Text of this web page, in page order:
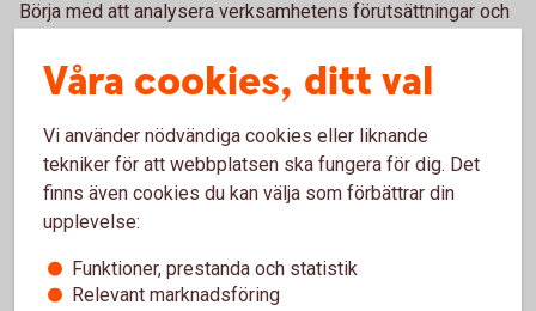
Börja med att analysera verksamhetens förutsättningar och
sedan upp tydliga mål och en plan för hur arbetet ska
genomföras och följas upp.
– Det viktigaste är att komma igång. Hållbarhetsarbetet
behöver inte vara perfekt från början. Genom att ta stegvis
framåt, följa upp resultaten och utveckla arbetet över tid kan
företag skapa värde både för verksamheten och för
samhället, avslutar Johanna Fager.
Våra cookies, ditt val
Vi använder nödvändiga cookies eller liknande
tekniker för att webbplatsen ska fungera för dig. Det
finns även cookies du kan välja som förbättrar din
upplevelse:
Funktioner, prestanda och statistik
Relevant marknadsföring